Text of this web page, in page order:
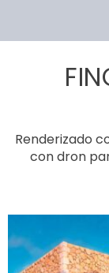
Renderizado
con dron